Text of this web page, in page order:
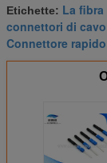
Etichette: La
connettori di
Connettore